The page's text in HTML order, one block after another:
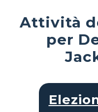
Attività
per